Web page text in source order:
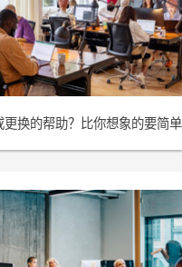
换的帮助？比你想象的要简单